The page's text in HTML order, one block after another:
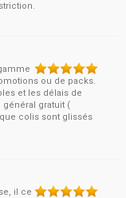
ou de packs.
et les délais de
gratuit (
colis sont glissés
il ce